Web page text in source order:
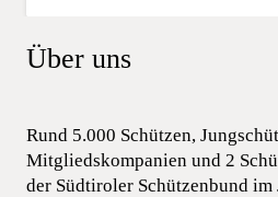
Über uns
Rund 5.000 Schützen,
Mitgliedskompanien und 2
der Südtiroler Schützenbund im